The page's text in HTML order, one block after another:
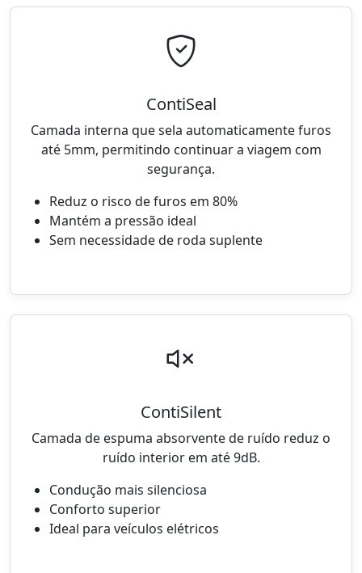
ContiSeal
Camada interna que sela automaticamente furos
até 5mm, permitindo continuar a viagem com
segurança.
Reduz o risco de furos em 80%
Mantém a pressão ideal
Sem necessidade de roda suplente
ContiSilent
Camada de espuma absorvente de ruído reduz o
ruído interior em até 9dB.
Condução mais silenciosa
Conforto superior
Ideal para veículos elétricos